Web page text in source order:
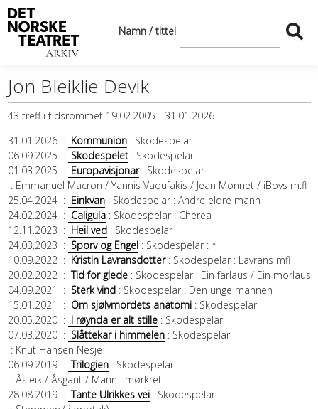
Namn / tittel
Jon Bleiklie Devik
43 treff i tidsrommet 19.02.2005 - 31.01.2026
31.01.2026: Kommunion: Skodespelar
06.09.2025 : Skodespelet: Skodespelar
01.03.2025 : Europavisjonar: Skodespelar
: Emmanuel Macron / Yannis Vaoufakis / Jean Monnet / iBoys m.fl
25.04.2024: Einkvan: Skodespelar: Andre eldre mann
24.02.2024: Caligula: Skodespelar: Cherea
12.11.2023 : Heil ved: Skodespelar
24.03.2023 : Sporv og Engel: Skodespelar: *
10.09.2022: Kristin Lavransdotter: Skodespelar: Lavrans mfl
20.02.2022: Tid for glede: Skodespelar: Ein farlaus / Ein morlaus
04.09.2021
: Sterk vind: Skodespelar: Den unge mannen
15.01.2021
: Om sjølvmordets anatomi: Skodespelar
20.05.2020: I røynda er alt stille: Skodespelar
07.03.2020: Slåttekar i himmelen: Skodespelar
: Knut Hansen Nesje
06.09.2019: Trilogien: Skodespelar
: Åsleik / Åsgaut / Mann i mørkret
28.08.2019: Tante Ulrikkes vei: Skodespelar